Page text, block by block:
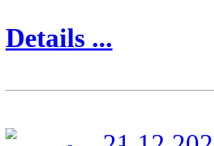
Details ...